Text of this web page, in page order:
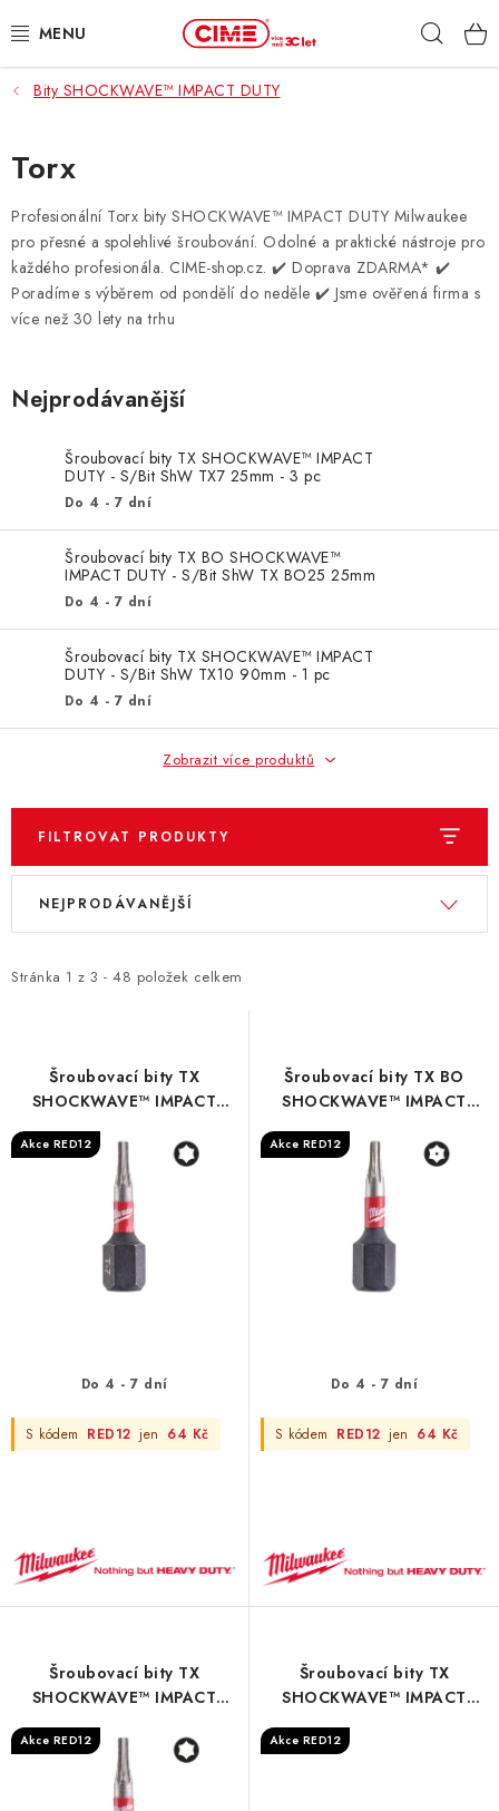
na
ZAHRADA, LES
DÍLNA, STAVBA
MILWAUKEE
ELEKTROMOBILITA
PROFI STROJE
PRODEJNY
ZNAČKY
KONTAKTY
OCHRANA OSOBNÍCH ÚDAJŮ
JAK NAKUPOVAT
ODSTOUPENÍ OD SMLOUVY
DOPRAVA A PLATBA
EXPEDICE ZBOŽÍ
REKLAMACE ZAKOUPENÉHO ZBOŽÍ
Bity SHOCKWAVE™ IMPACT DUTY
Torx
Profesionální Torx bity SHOCKWAVE™ IMPACT DUTY Milwaukee
pro přesné a spolehlivé šroubování. Odolné a praktické nástroje pro
každého profesionála. CIME-shop.cz. ✔️ Doprava ZDARMA* ✔️
Poradíme s výběrem od pondělí do neděle ✔️ Jsme ověřená firma s
více než 30 lety na trhu
Nejprodávanější
Šroubovací bity TX SHOCKWAVE™ IMPACT
DUTY - S/Bit ShW TX7 25mm - 3 pc
Do 4 - 7 dní
Šroubovací bity TX BO SHOCKWAVE™
IMPACT DUTY - S/Bit ShW TX BO25 25mm
- 3 pc
Do 4 - 7 dní
Šroubovací bity TX SHOCKWAVE™ IMPACT
DUTY - S/Bit ShW TX10 90mm - 1 pc
Do 4 - 7 dní
Zobrazit více produktů
FILTROVAT PRODUKTY
V
i
d
u
Stránka 1 z 3 - 48 položek celkem
Ř
e
o
d
NEJPRODÁVANĚJŠÍ
Šroubovací bity TX
SHOCKWAVE™ IMPACT
DUTY - S/Bit ShW TX7
25mm - 3 pc
Akce RED12
Do 4 - 7 dní
S kódem RED12 jen 64 Kč
Šroubovací bity TX BO
SHOCKWAVE™ IMPACT
DUTY - S/Bit ShW TX BO25
25mm - 3 pc
Akce RED12
Do 4 - 7 dní
S kódem RED12 jen 64 Kč
Šroubovací bity TX
SHOCKWAVE™ IMPACT
DUTY - S/Bit ShW TX10
90mm - 1 pc
Akce RED12
Šroubovací bity TX
SHOCKWAVE™ IMPACT
DUTY - S/Bit ShW TX8
25mm - 3 pc
Akce RED12